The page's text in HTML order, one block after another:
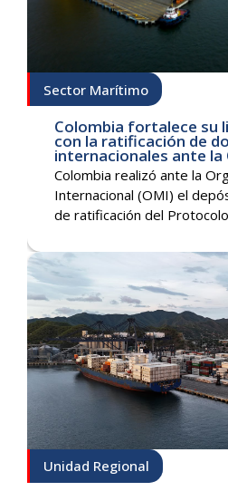
Sector Marítimo
Colombia fortalece su
con la ratificación de
internacionales ante la
Colombia realizó ante la
Internacional (OMI) el
de ratificación del
Unidad Regional